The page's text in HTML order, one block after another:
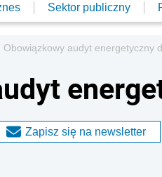
Sektor publiczny
Obowiązkowy audyt energetyczny
Zapisz się na newsletter